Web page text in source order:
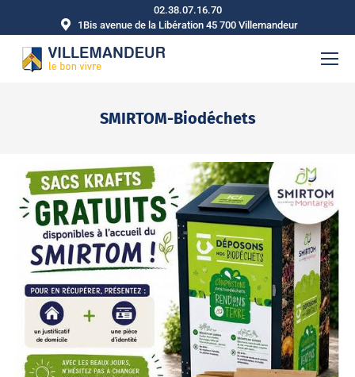
02.38.07.16.70
1Bis avenue de la Libération 45 700 Villemandeur
SMIRTOM-Biodéchets